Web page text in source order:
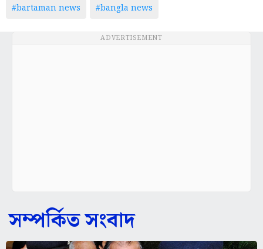
#bartaman news #bangla news
ADVERTISEMENT
সম্পর্কিত সংবাদ